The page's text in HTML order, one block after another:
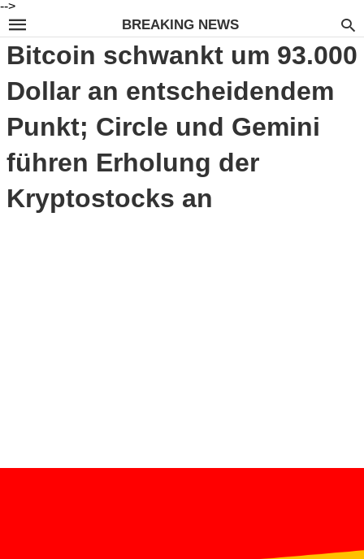
-->
BREAKING NEWS
Bitcoin schwankt um 93.000
Dollar an entscheidendem
Punkt; Circle und Gemini
führen Erholung der
Kryptostocks an